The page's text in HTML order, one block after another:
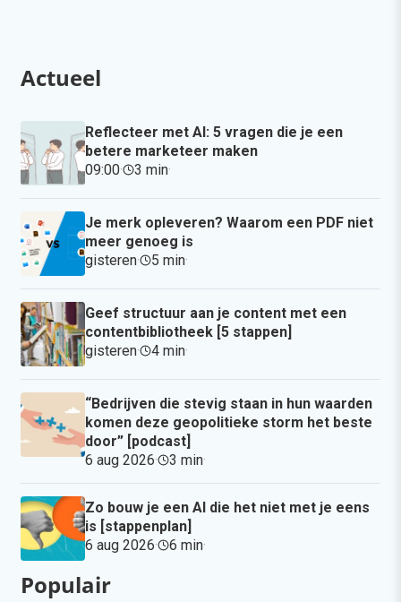
Actueel
Reflecteer met AI: 5 vragen die je een
betere marketeer maken
09:00· 3 min·
Je merk opleveren? Waarom een PDF niet
meer genoeg is
gisteren· 5 min·
Geef structuur aan je content met een
contentbibliotheek [5 stappen]
gisteren· 4 min·
“Bedrijven die stevig staan in hun waarden
komen deze geopolitieke storm het beste
door” [podcast]
6 aug 2026· 3 min·
Zo bouw je een AI die het niet met je eens
is [stappenplan]
6 aug 2026· 6 min·
Populair